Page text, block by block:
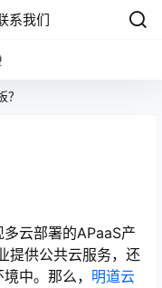
系我们
？
云部署的APaaS产
提供公共云服务，还
中。那么， 明道云